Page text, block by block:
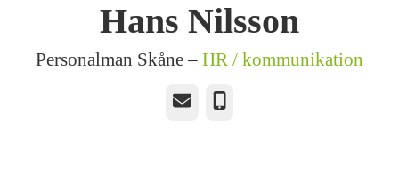
Hans Nilsson
Personalman Skåne – HR / kommunikation
E-post